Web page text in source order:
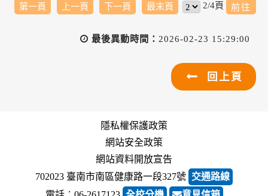
第一頁 上一頁 下一頁 最末頁 2/4頁
最後異動時間： 2026-02-23 15:29:00
回上頁
隱私權保護政策
網站安全政策
網站資料開放宣告
702023 臺南市南區健康路一段327號 交通路線